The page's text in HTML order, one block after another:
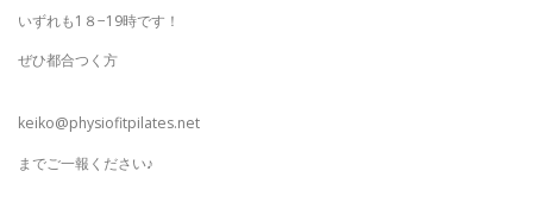
いずれも1８−19時です！
ぜひ都合つく方
keiko@physiofitpilates.net
までご一報ください♪